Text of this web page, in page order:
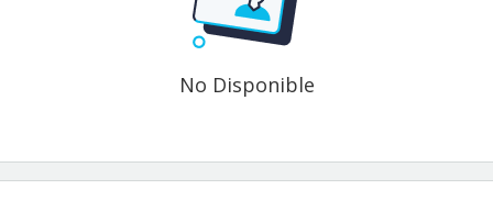
No Disponible